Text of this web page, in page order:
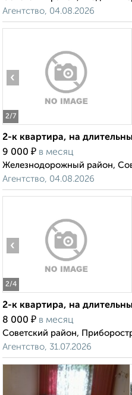
Агентство, 04.08.2026
2/7
‹
2-к квартира, на
9 000 ₽ в месяц
Железнодорожный район,
Агентство, 04.08.2026
2/4
‹
2-к квартира, на
8 000 ₽ в месяц
Советский район,
Агентство, 31.07.2026